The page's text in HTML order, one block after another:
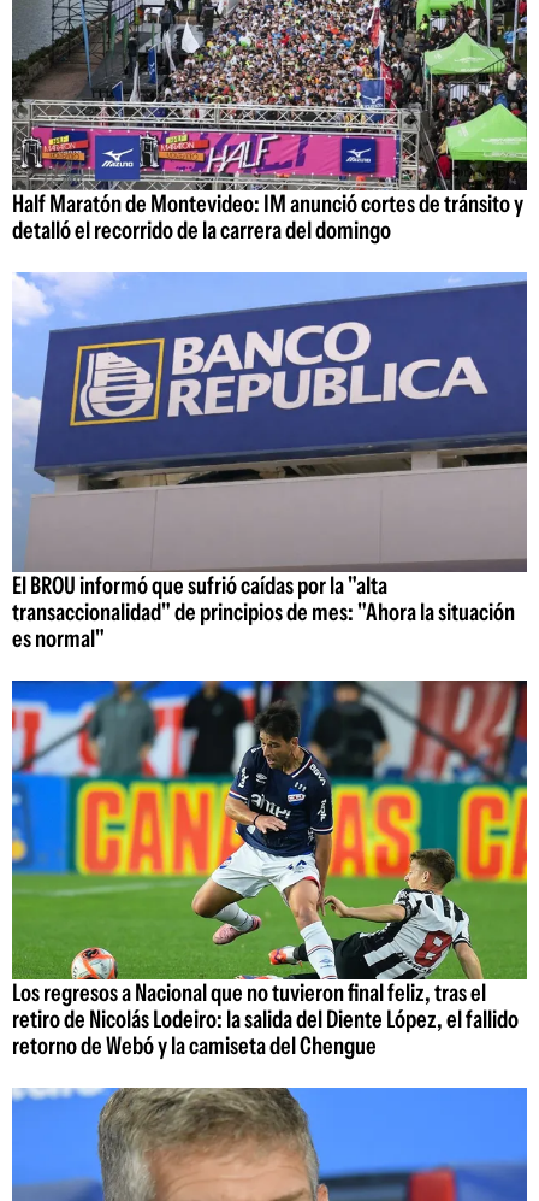
Half Maratón de Montevideo: IM anunció cortes de tránsito y
detalló el recorrido de la carrera del domingo
El BROU informó que sufrió caídas por la "alta
transaccionalidad" de principios de mes: "Ahora la situación
es normal"
Los regresos a Nacional que no tuvieron final feliz, tras el
retiro de Nicolás Lodeiro: la salida del Diente López, el fallido
retorno de Webó y la camiseta del Chengue